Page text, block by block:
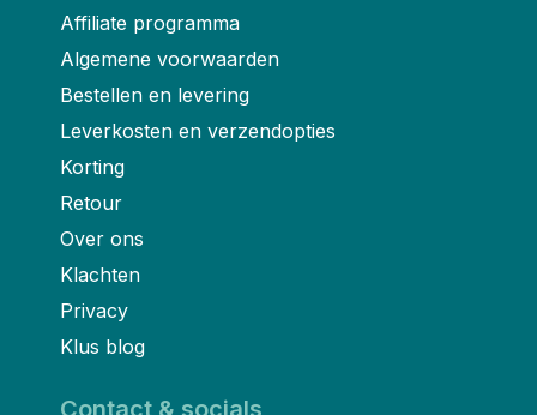
Affiliate programma
Algemene voorwaarden
Bestellen en levering
Leverkosten en verzendopties
Korting
Retour
Over ons
Klachten
Privacy
Klus blog
Contact & socials